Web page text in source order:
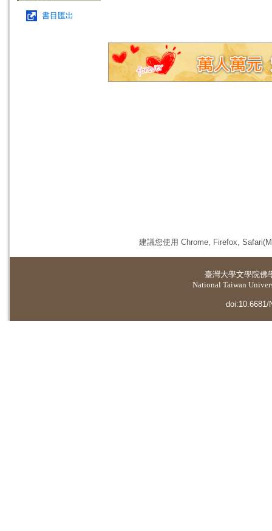
書目匯出
建議您使用 Chrome, Firefox,
臺灣大學文學院佛
National Taiwan
doi:10.6681/